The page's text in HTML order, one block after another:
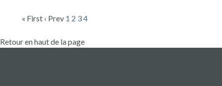
« First ‹ Prev 1 2 34
Retour en haut de la page